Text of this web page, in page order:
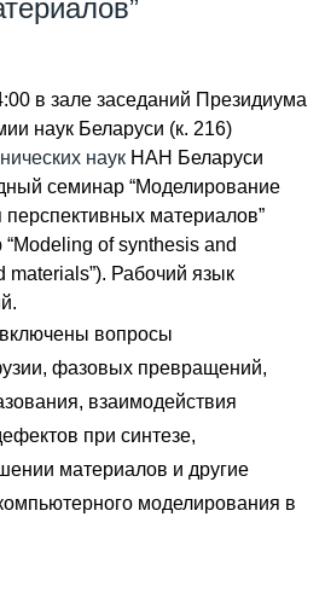
в зале заседаний Президиума
наук Беларуси (к. 216)
наук НАН Беларуси
семинар “Моделирование
материалов”
of synthesis and
materials”). Рабочий язык
вопросы
фазовых превращений,
взаимодействия
при синтезе,
материалов и другие
моделирования в